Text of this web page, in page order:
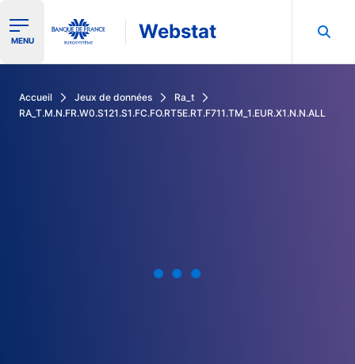
Ouvrir le menu de navigation
MENU Webstat
Accueil Jeux de données
Ra_t
RA_T.M.N.FR.W0.S121.S1.FC.FO.RT5E.RT.F711.TM_1.EUR.X1.N.N.ALL